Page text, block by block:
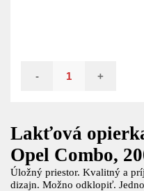
Lakťová
Opel Combo,
Úložný priestor. Kvalitný a
dizajn. Možno odklopiť.
- +